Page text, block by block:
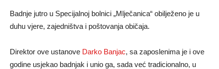
Badnje jutro u Specijalnoj bolnici „Mlječanica“ obilježeno je u
duhu vjere, zajedništva i poštovanja običaja.
Direktor ove ustanove Darko Banjac, sa zaposlenima je i ove
godine usjekao badnjak i unio ga, sada već tradicionalno, u